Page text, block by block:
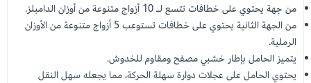
من جهة يحتوي على خطافات تتسع لـ 10 أزواج متنوعة من أوزان الدامبلز.
من الجهة الثانية يحتوي على خطافات تستوعب 5 أزواج متنوعة من الأوزان
الرملية.
يتميز الحامل بإطار خشبي مصفح ومقاوم للخدوش.
يحتوي الحامل على عجلات دوارة سهلة الحركة، مما يجعله سهل النقل